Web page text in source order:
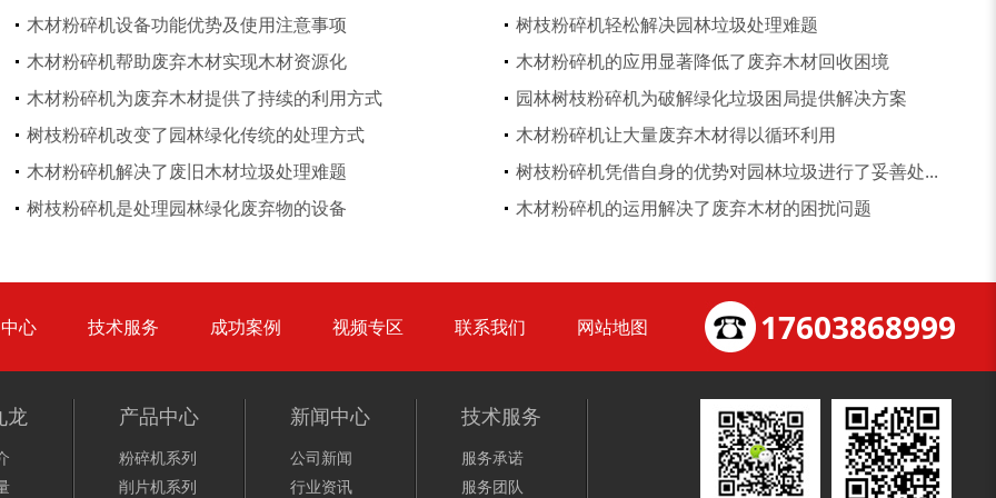
彩钢瓦破碎机 大型铡草机 木屑粉碎机 水滴式粉碎机
气流烘干机 转筒烘干机 锯末烘干机 秸秆烘干机
猪粪烘干机 鸡粪烘干机 除尘器
木材粉碎机设备功能优势及使用注意事项
木材粉碎机帮助废弃木材实现木材资源化
木材粉碎机为废弃木材提供了持续的利用方式
树枝粉碎机改变了园林绿化传统的处理方式
木材粉碎机解决了废旧木材垃圾处理难题
树枝粉碎机是处理园林绿化废弃物的设备
树枝粉碎机轻松解决园林垃圾处理难题
木材粉碎机的应用显著降低了废弃木材回收困境
园林树枝粉碎机为破解绿化垃圾困局提供解决方案
木材粉碎机让大量废弃木材得以循环利用
树枝粉碎机凭借自身的优势对园林垃圾进行了妥善处...
木材粉碎机的运用解决了废弃木材的困扰问题
心 技术服务 成功案例 视频专区 联系我们 网站地图 17603868999
龙 产品中心
粉碎机系列
削片机系列
新闻中心
公司新闻
行业资讯
技术服务
服务承诺
服务团队